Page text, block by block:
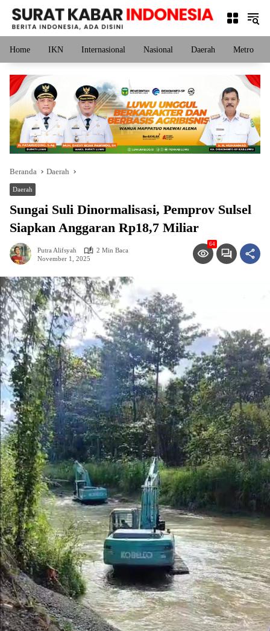
Langsung
konten
Home IKN Internasional Nasional Daerah Metro
Beranda Daerah
Daerah
Sungai Suli Dinormalisasi, Pemprov Sulsel
Siapkan Anggaran Rp18,7 Miliar
Putra Alifsyah
2 Min Baca
November 1, 2025
64